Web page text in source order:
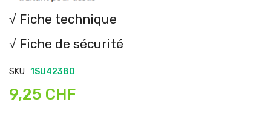
√ Fiche technique
√ Fiche de sécurité
SKU 1SU42380
9,25 CHF